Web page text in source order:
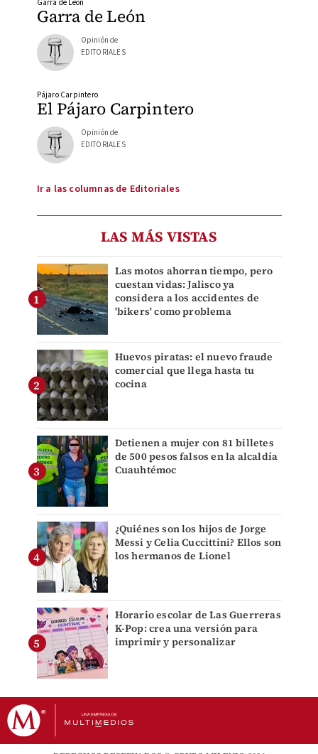
Garra de León
Garra de León
Opinión de
EDITORIALES
El Pájaro Carpintero
Pájaro Carpintero
Opinión de
EDITORIALES
Ir a las columnas de Editoriales
LAS MÁS VISTAS
Las motos ahorran tiempo, pero
cuestan vidas: Jalisco ya
considera a los accidentes de
'bikers' como problema
Huevos piratas: el nuevo fraude
comercial que llega hasta tu
cocina
Detienen a mujer con 81 billetes
de 500 pesos falsos en la alcaldía
Cuauhtémoc
¿Quiénes son los hijos de Jorge
Messi y Celia Cuccittini? Ellos son
los hermanos de Lionel
Horario escolar de Las Guerreras
K-Pop: crea una versión para
imprimir y personalizar